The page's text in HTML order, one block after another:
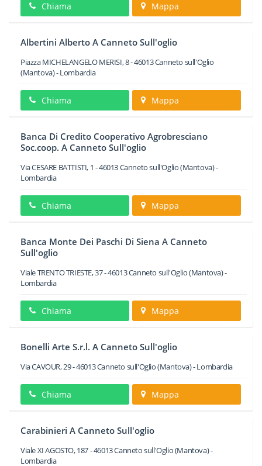
Chiama Mappa
Albertini Alberto A Canneto Sull'oglio
Piazza MICHELANGELO MERISI, 8-46013Canneto sull'Oglio
(Mantova) -Lombardia
Chiama Mappa
Banca Di Credito Cooperativo Agrobresciano
Soc.coop. A Canneto Sull'oglio
Via CESARE BATTISTI, 1 -46013Canneto sull'Oglio(Mantova) -
Lombardia
Chiama Mappa
Banca Monte Dei Paschi Di Siena A Canneto
Sull'oglio
Viale TRENTO TRIESTE, 37-46013Canneto sull'Oglio(Mantova) -
Lombardia
Chiama Mappa
Bonelli Arte S.r.l. A Canneto Sull'oglio
Via CAVOUR, 29-46013Canneto sull'Oglio(Mantova) -Lombardia
Chiama Mappa
Carabinieri A Canneto Sull'oglio
Viale XI AGOSTO, 187-46013Canneto sull'Oglio(Mantova) -
Lombardia